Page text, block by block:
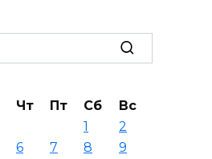
Чт Пт Сб
Вс
1
2
6 7 8
9